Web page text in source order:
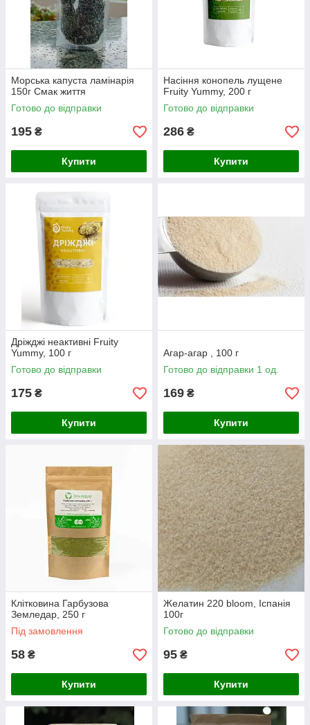
Морська капуста ламінарія
150г Смак життя
Готово до відправки
195 ₴
Купити
Насіння конопель лущене
Fruity Yummy, 200 г
Готово до відправки
286 ₴
Купити
Дріжджі неактивні Fruity
Yummy, 100 г
Готово до відправки
175 ₴
Купити
Агар-агар , 100 г
Готово до відправки 1 од.
169 ₴
Купити
Клітковина Гарбузова
Земледар, 250 г
Під замовлення
58 ₴
Купити
Желатин 220 bloom, Іспанія
100г
Готово до відправки
95 ₴
Купити